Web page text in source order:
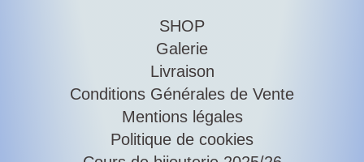
SHOP
Galerie
Livraison
Conditions Générales de Vente
Mentions légales
Politique de cookies